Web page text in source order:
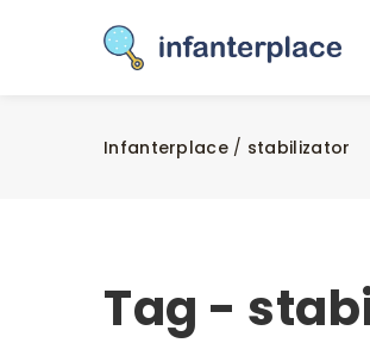
Infanterplace/ stabilizator
Tag -